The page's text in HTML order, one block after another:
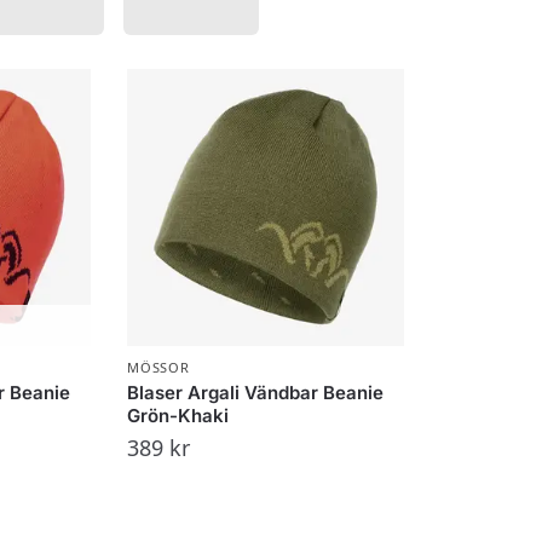
Beanie
MÖSSOR
Blaser Argali Vändbar Beanie
Grön-Khaki
389 kr